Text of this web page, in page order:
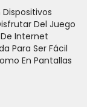
Del Juego
Internet
Para Ser Fácil
En Pantallas